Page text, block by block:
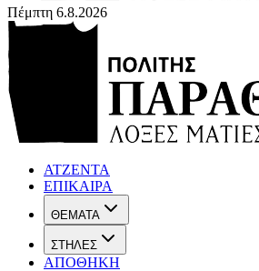
Πέμπτη 6.8.2026
ΑΤΖΕΝΤΑ
ΕΠΙΚΑΙΡΑ
ΘΕΜΑΤΑ
ΣΤΗΛΕΣ
ΑΠΟΘΗΚΗ